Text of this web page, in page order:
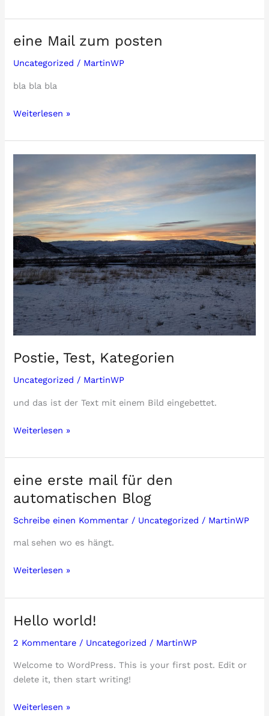
und
drei
eine Mail zum posten
Uncategorized / MartinWP
bla bla bla
eine
zum
posten
Weiterlesen »
Postie, Test, Kategorien
Uncategorized / MartinWP
und das ist der Text mit einem Bild eingebettet.
Postie,
Kategorien
Weiterlesen »
eine erste mail für den
automatischen Blog
Schreibe einen Kommentar / Uncategorized / MartinWP
mal sehen wo es hängt.
eine
mail
den
automatischen
Weiterlesen »
Hello world!
2 Kommentare / Uncategorized / MartinWP
Welcome to WordPress. This is your first post. Edit or
delete it, then start writing!
Hello
Weiterlesen »